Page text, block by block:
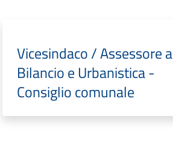
Vicesindaco / Assessore a
Bilancio e Urbanistica -
Consiglio comunale